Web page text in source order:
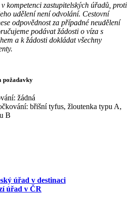
kompetenci zastupitelských úřadů, proti
udělení není odvolání. Cestovní
odpovědnost za případné neudělení
podávat žádosti o víza s
a k žádosti dokládat všechny
požadavky
žádná
břišní tyfus, žloutenka typu A,
B
úřad v destinaci
úřad v ČR